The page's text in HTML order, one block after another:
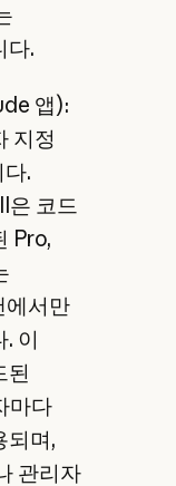
다.
앱):
지정
.
은 코드
Pro,
서만
이
된
마다
되며,
관리자